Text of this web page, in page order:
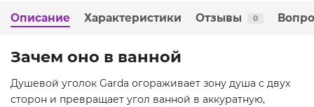
Описание Характеристики Отзывы 0
Зачем оно в ванной
Душевой уголок Garda огораживает зону душа с двух
сторон и превращает угол ванной в аккуратную,